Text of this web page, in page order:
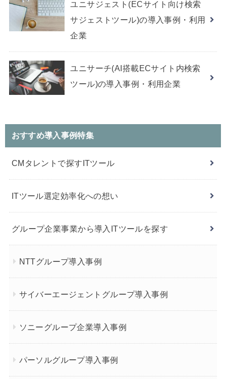
ユニサジェスト(ECサイト向け検索
サジェストツール)の導入事例・利用
企業
ユニサーチ(AI搭載ECサイト内検索
ツール)の導入事例・利用企業
おすすめ導入事例特集
CMタレントで探すITツール
ITツール選定効率化への想い
グループ企業事業から導入ITツールを探す
NTTグループ導入事例
サイバーエージェントグループ導入事例
ソニーグループ企業導入事例
パーソルグループ導入事例